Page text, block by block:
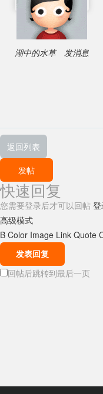
湖中的水草 发消息
返回列表
发帖
快速回复
您需要登录后才可以回帖
高级模式
B Color Image Link Quote
发表回复
回帖后跳转到最后一页